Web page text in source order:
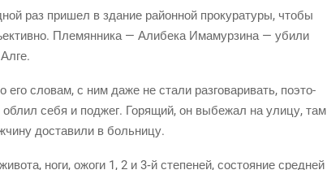
раз при­шел в зда­ние рай­он­ной про­ку­ра­ту­ры, что­бы
Пле­мян­ни­ка — Али­бе­ка Има­мур­зи­на — уби­ли
сло­вам, с ним даже не ста­ли раз­го­ва­ри­вать, поэто­
себя и под­жег. Горя­щий, он выбе­жал на ули­цу, там
доста­ви­ли в больницу.
ноги, ожо­ги 1, 2 и 3‑й сте­пе­ней, состо­я­ние сред­ней